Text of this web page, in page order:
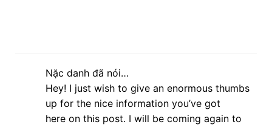
Nặc danh đã nói…
Hey! I just wish to give an enormous thumbs
up for the nice information you’ve got
here on this post. I will be coming again to